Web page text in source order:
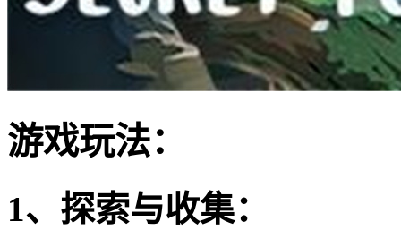
游戏玩法：
1、探索与收集：